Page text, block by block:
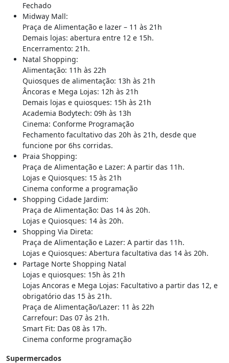
Fechado
Midway Mall:
Praça de Alimentação e lazer – 11 às 21h
Demais lojas: abertura entre 12 e 15h.
Encerramento: 21h.
Natal Shopping:
Alimentação: 11h às 22h
Quiosques de alimentação: 13h às 21h
Âncoras e Mega Lojas: 12h às 21h
Demais lojas e quiosques: 15h às 21h
Academia Bodytech: 09h às 13h
Cinema: Conforme Programação
Fechamento facultativo das 20h às 21h, desde que
funcione por 6hs corridas.
Praia Shopping:
Praça de Alimentação e Lazer: A partir das 11h.
Lojas e Quiosques: 15 às 21h
Cinema conforme a programação
Shopping Cidade Jardim:
Praça de Alimentação: Das 14 às 20h.
Lojas e Quiosques: 14 às 20h.
Shopping Via Direta:
Praça de Alimentação e Lazer: A partir das 11h.
Lojas e Quiosques: Abertura facultativa das 14 às 20h.
Partage Norte Shopping Natal
Lojas e quiosques: 15h às 21h
Lojas Ancoras e Mega Lojas: Facultativo a partir das 12, e
obrigatório das 15 às 21h.
Praça de Alimentação/Lazer: 11 às 22h
Carrefour: Das 07 às 21h.
Smart Fit: Das 08 às 17h.
Cinema conforme programação
Supermercados